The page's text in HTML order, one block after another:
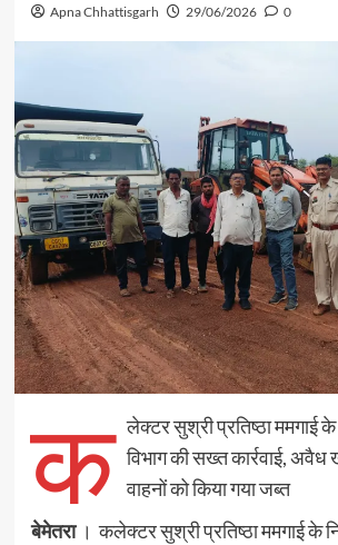
Apna Chhattisgarh 29/06/2026 0
क लेक्टर सुश्री प्रतिष्ठा ममगाई
विभाग की सख्त कार्रवाई,
वाहनों को किया गया जब्त
बेमेतरा। कलेक्टर सुश्री प्रतिष्ठा ममगाई के